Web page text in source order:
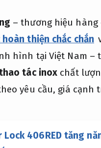
– thương hiệu hàng
thiện chắc chắn
hình tại Việt Nam –
tác inox chất
yêu cầu, giá cạnh
Lock 406RED tăng